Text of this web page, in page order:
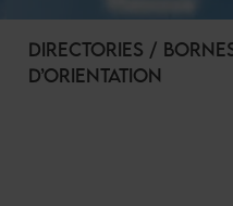
DIRECTORIES /
D’ORIENTATION